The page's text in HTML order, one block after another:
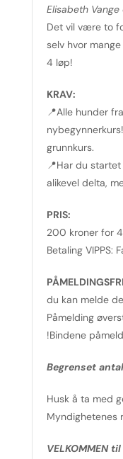
Elisabeth
Det vil være to
selv hvor
4 løp!
KRAV:
📍Alle hunder
grunnkurs.
📍Har du
alikevel delta,
PRIS:
200 kroner for
Betaling VIPPS:
du kan melde
Påmelding
!Bindene
Begrenset
Husk å ta med
Myndighetenes
VELKOMMEN